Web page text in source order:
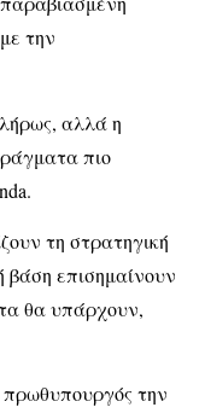
την
αλλά η
πιο
τη στρατηγική
βάση επισημαίνουν
θα υπάρχουν,
την